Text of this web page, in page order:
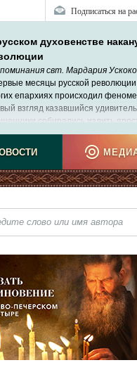
Подписаться на
духовенстве
свт. Мардария
месяцы русской
епархиях происходил
взгляд казавшийся
собирались излить
архиереев. Мне не раз
это не удивляло.